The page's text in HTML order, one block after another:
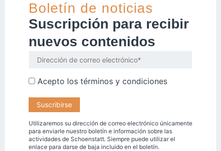
Boletín de noticias
Suscripción para recibir
nuevos contenidos
Acepto los términos y condiciones
Utilizaremos su dirección de correo electrónico únicamente
para enviarle nuestro boletín e información sobre las
actividades de Schoenstatt. Siempre puede utilizar el
enlace para darse de baja incluido en el boletín.